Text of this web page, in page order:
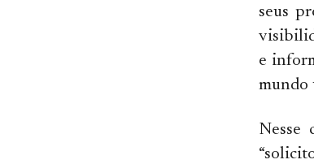
seus
e
mundo
Nesse